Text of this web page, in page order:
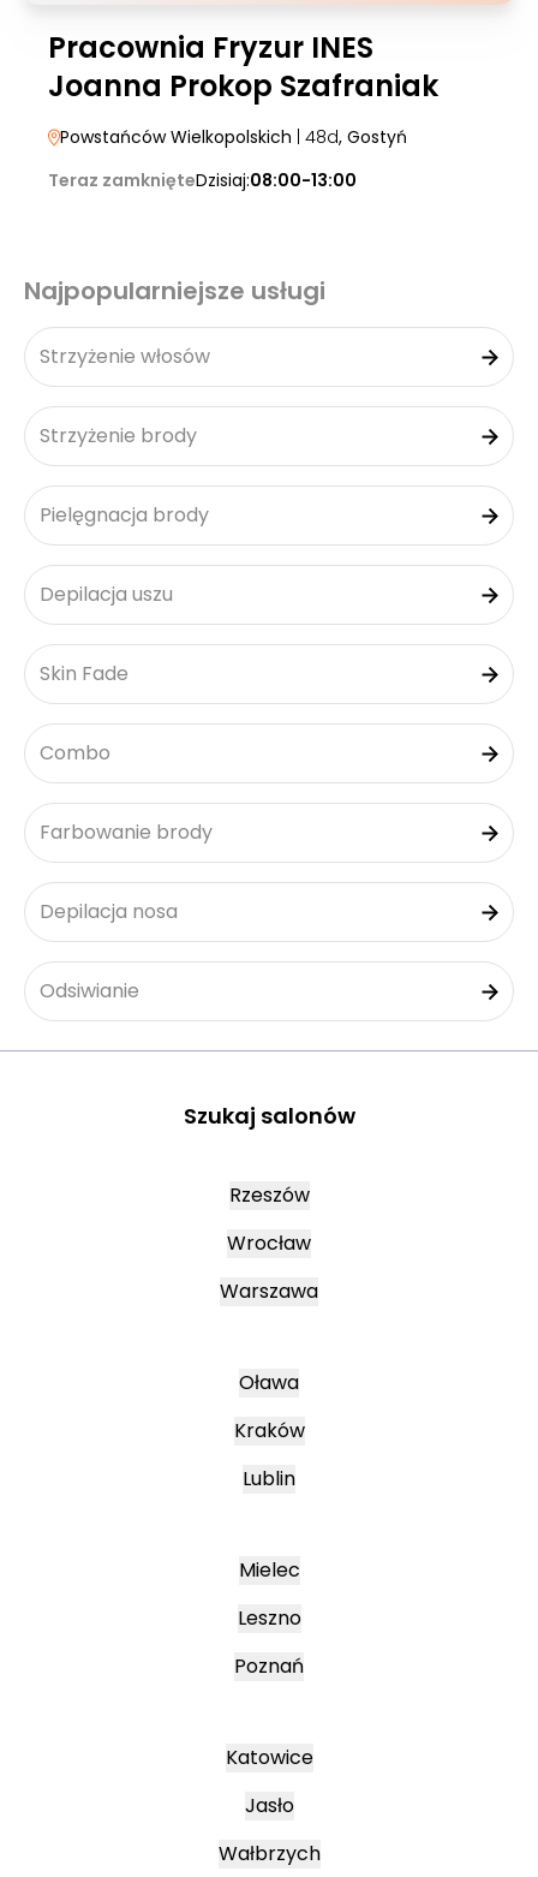
Pracownia Fryzur INES
Joanna Prokop Szafraniak
Powstańców Wielkopolskich | 48d, Gostyń
Teraz zamknięteDzisiaj:08:00-13:00
Najpopularniejsze usługi
Strzyżenie włosów
Strzyżenie brody
Pielęgnacja brody
Depilacja uszu
Skin Fade
Combo
Farbowanie brody
Depilacja nosa
Odsiwianie
Szukaj salonów
Rzeszów
Wrocław
Warszawa
Oława
Kraków
Lublin
Mielec
Leszno
Poznań
Katowice
Jasło
Wałbrzych